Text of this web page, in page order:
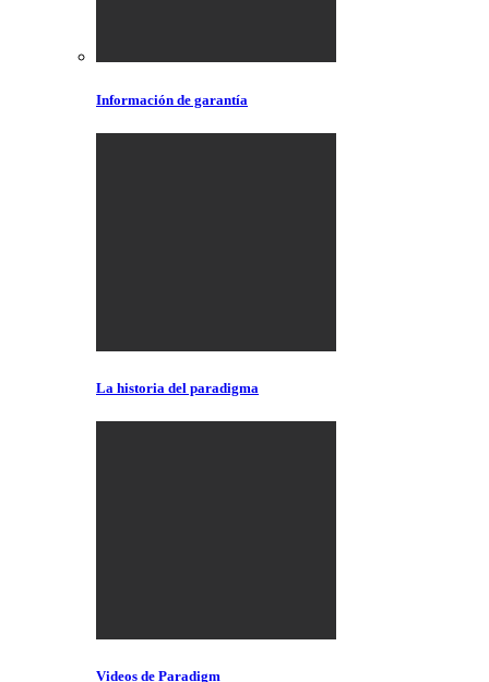
Información de garantía
La historia del paradigma
Videos de Paradigm